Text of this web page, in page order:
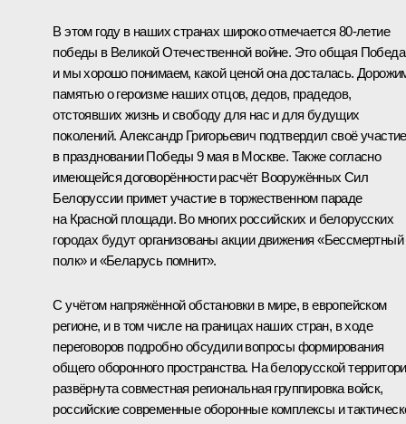
В этом году в наших странах широко отмечается 80-летие
победы в Великой Отечественной войне. Это общая
и мы хорошо понимаем, какой ценой она досталась.
памятью о героизме наших отцов, дедов, прадедов,
отстоявших жизнь и свободу для нас и для будущих
поколений. Александр Григорьевич подтвердил своё участие
в праздновании Победы 9 мая в Москве. Также согласно
имеющейся договорённости расчёт Вооружённых Сил
Белоруссии примет участие в торжественном параде
на Красной площади. Во многих российских и белорусских
городах будут организованы акции движения «Бессмертный
полк» и «Беларусь помнит».
С учётом напряжённой обстановки в мире, в европейском
регионе, и в том числе на границах наших стран, в ходе
переговоров подробно обсудили вопросы формирования
общего оборонного пространства. На белорусской
развёрнута совместная региональная группировка войск,
российские современные оборонные комплексы и